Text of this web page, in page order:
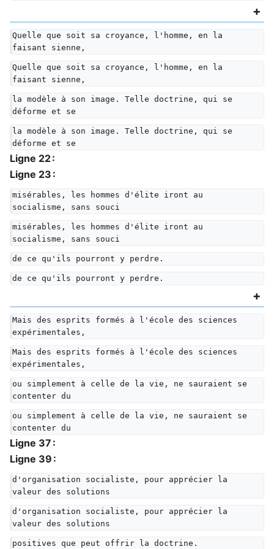
Quelle que soit sa croyance, l'homme, en la
faisant sienne,
Quelle que soit sa croyance, l'homme, en la
faisant sienne,
la modèle à son image. Telle doctrine, qui se
déforme et se
la modèle à son image. Telle doctrine, qui se
déforme et se
Ligne 22 :
Ligne 23 :
misérables, les hommes d'élite iront au
socialisme, sans souci
misérables, les hommes d'élite iront au
socialisme, sans souci
de ce qu'ils pourront y perdre.
de ce qu'ils pourront y perdre.
Mais des esprits formés à l'école des sciences
expérimentales,
Mais des esprits formés à l'école des sciences
expérimentales,
ou simplement à celle de la vie, ne sauraient se
contenter du
ou simplement à celle de la vie, ne sauraient se
contenter du
Ligne 37 :
Ligne 39 :
d'organisation socialiste, pour apprécier la
valeur des solutions
d'organisation socialiste, pour apprécier la
valeur des solutions
positives que peut offrir la doctrine.